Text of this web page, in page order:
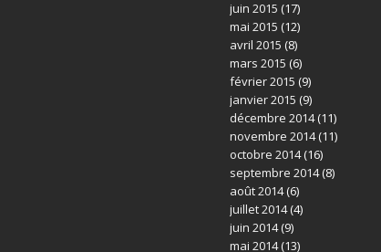
juin 2015 (17)
mai 2015 (12)
avril 2015 (8)
mars 2015 (6)
février 2015 (9)
janvier 2015 (9)
décembre 2014(11)
novembre 2014(11)
octobre 2014(16)
septembre 2014(8)
août 2014(6)
juillet 2014(4)
juin 2014(9)
mai 2014(13)